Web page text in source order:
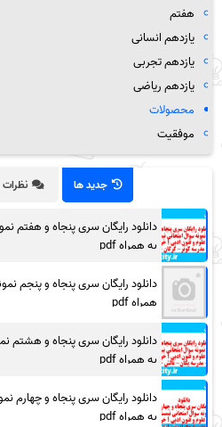
هفتم
یازدهم انسانی
یازدهم تجربی
یازدهم ریاضی
محصولات
موفقیت
جدید ها نظرات
دانلود رایگان سری پنجاه و هفتم
به همراه pdf
دانلود رایگان سری پنجاه و پنجم
همراه pdf
دانلود رایگان سری پنجاه و هشتم
به همراه pdf
دانلود رایگان سری پنجاه و چهارم
به همراه pdf